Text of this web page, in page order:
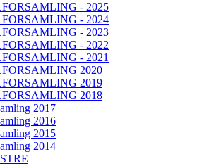
- 2025
- 2024
- 2023
- 2022
- 2021
2020
2019
2018
2017
2016
2015
2014